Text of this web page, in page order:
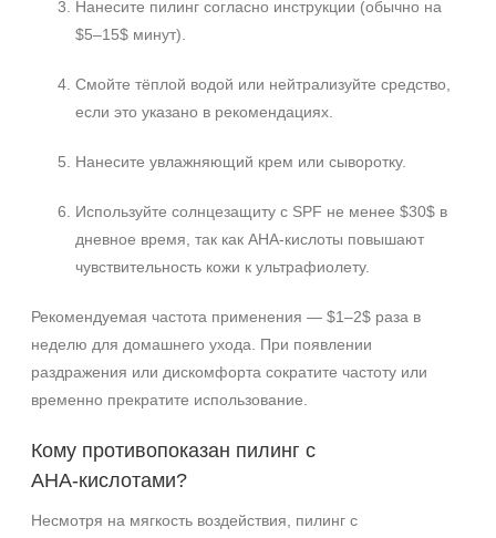
Нанесите пилинг согласно инструкции (обычно на
$5–15$ минут).
Смойте тёплой водой или нейтрализуйте средство,
если это указано в рекомендациях.
Нанесите увлажняющий крем или сыворотку.
Используйте солнцезащиту с SPF не менее $30$ в
дневное время, так как АНА‑кислоты повышают
чувствительность кожи к ультрафиолету.
Рекомендуемая частота применения — $1–2$ раза в
неделю для домашнего ухода. При появлении
раздражения или дискомфорта сократите частоту или
временно прекратите использование.
Кому противопоказан пилинг с
АНА‑кислотами?
Несмотря на мягкость воздействия, пилинг с